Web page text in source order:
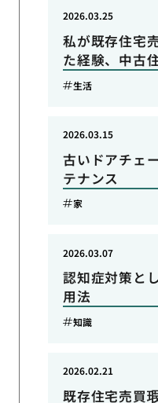
私が既存住宅
た経験、中古
2026.03.25
生活
古いドアチェ
テナンス
2026.03.15
家
認知症対策と
用法
2026.03.07
知識
既存住宅売買
2026.02.21